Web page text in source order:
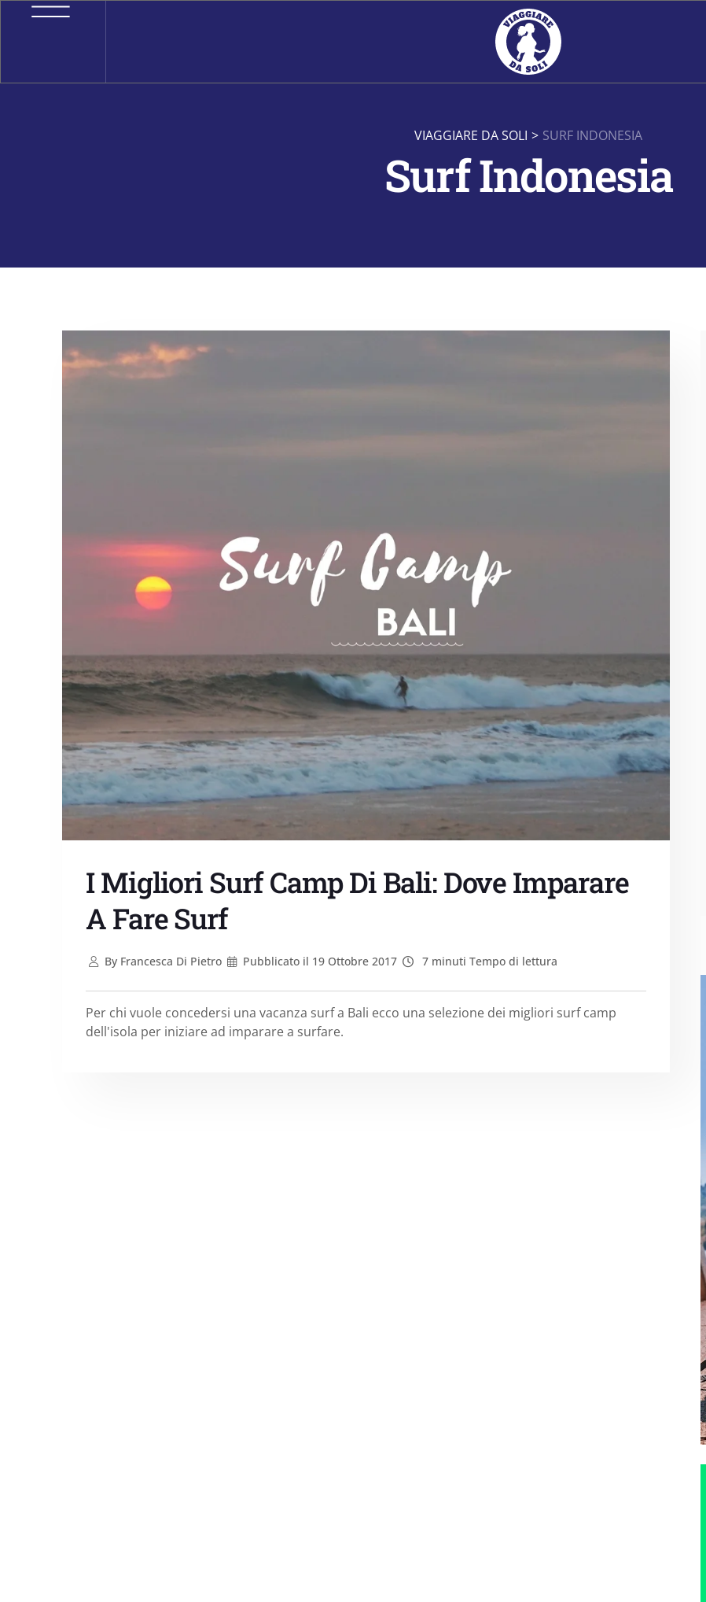
VIAGGIARE DA SOLI > SURF INDONESIA
Surf Indonesia
I Migliori Surf Camp Di Bali: Dove Imparare
A Fare Surf
ByFrancesca Di Pietro Pubblicato il 19 Ottobre 2017 7 minuti Tempo di lettura
Per chi vuole concedersi una vacanza surf a Bali ecco una selezione dei migliori surf camp
dell'isola per iniziare ad imparare a surfare.